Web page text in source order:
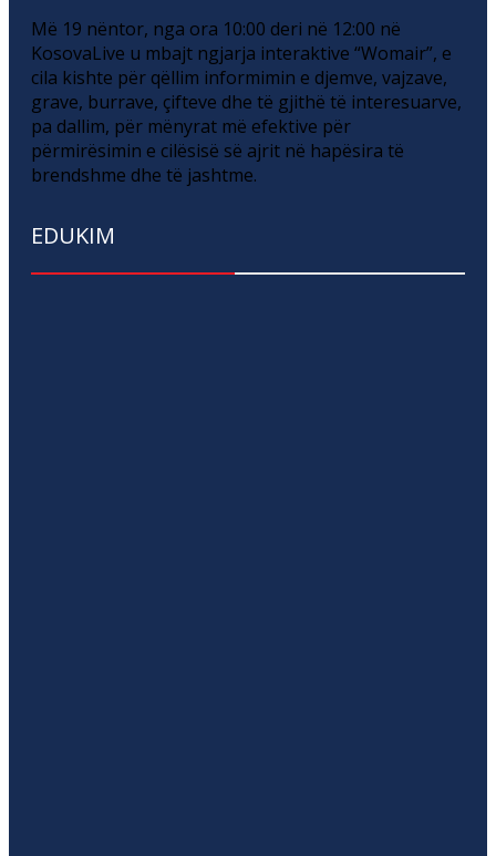
Më 19 nëntor, nga ora 10:00 deri në 12:00 në
KosovaLive u mbajt ngjarja interaktive “Womair”, e
cila kishte për qëllim informimin e djemve, vajzave,
grave, burrave, çifteve dhe të gjithë të interesuarve,
pa dallim, për mënyrat më efektive për
përmirësimin e cilësisë së ajrit në hapësira të
brendshme dhe të jashtme.
EDUKIM